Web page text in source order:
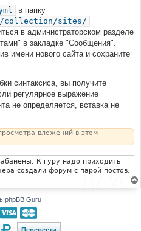
в папку
collection/sites/
в администраторском разделе
в закладке "Сообщения".
имени нового сайта и сохраните
синтаксиса, вы получите
регулярное выражение
не определяется, вставка не
вложений в этом
К гуру надо приходить
создали форум с парой постов,
phpBB Guru